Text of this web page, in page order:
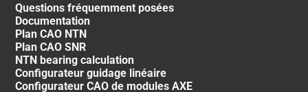
Questions fréquemment posées
Documentation
Plan CAO NTN
Plan CAO SNR
NTN bearing calculation
Configurateur guidage linéaire
Configurateur CAO de modules AXE